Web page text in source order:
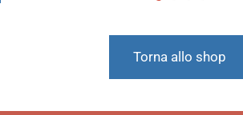
Torna allo shop